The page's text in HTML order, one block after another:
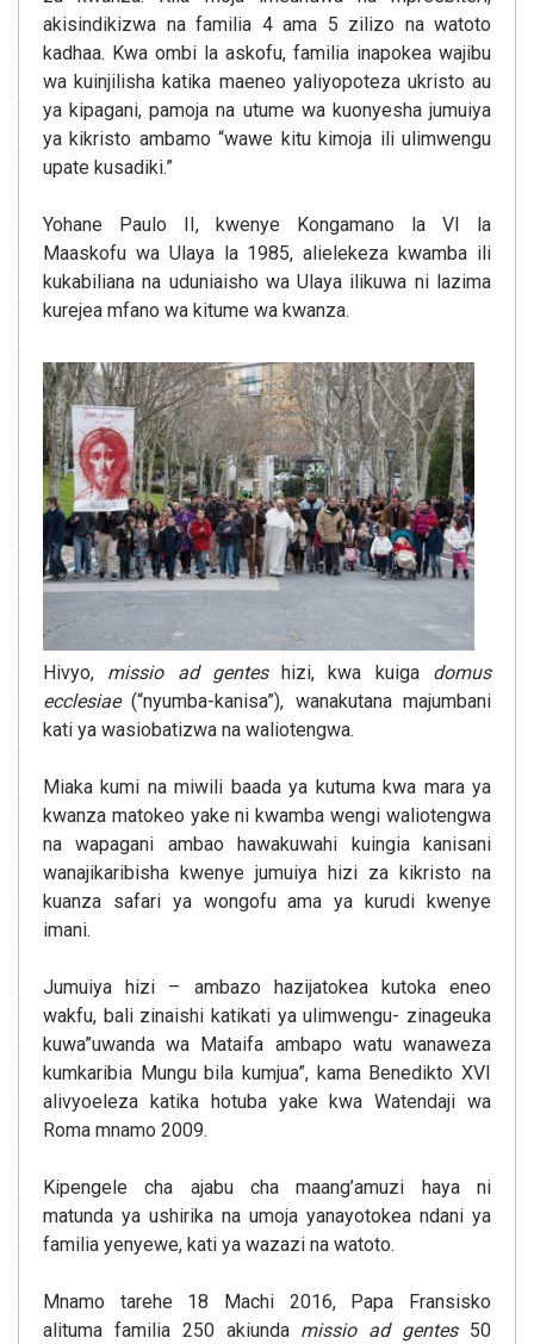
akisindikizwa na familia 4 ama 5 zilizo na watoto
kadhaa. Kwa ombi la askofu, familia inapokea wajibu
wa kuinjilisha katika maeneo yaliyopoteza ukristo au
ya kipagani, pamoja na utume wa kuonyesha jumuiya
ya kikristo ambamo “wawe kitu kimoja ili ulimwengu
upate kusadiki.”
Yohane Paulo II, kwenye Kongamano la VI la
Maaskofu wa Ulaya la 1985, alielekeza kwamba ili
kukabiliana na uduniaisho wa Ulaya ilikuwa ni lazima
kurejea mfano wa kitume wa kwanza.
Hivyo, missio ad genteshizi, kwa kuiga domus
ecclesiae(“nyumba-kanisa”), wanakutana majumbani
kati ya wasiobatizwa na waliotengwa.
Miaka kumi na miwili baada ya kutuma kwa mara ya
kwanza matokeo yake ni kwamba wengi waliotengwa
na wapagani ambao hawakuwahi kuingia kanisani
wanajikaribisha kwenye jumuiya hizi za kikristo na
kuanza safari ya wongofu ama ya kurudi kwenye
imani.
Jumuiya hizi – ambazo hazijatokea kutoka eneo
wakfu, bali zinaishi katikati ya ulimwengu- zinageuka
kuwa”uwanda wa Mataifa ambapo watu wanaweza
kumkaribia Mungu bila kumjua”, kama Benedikto XVI
alivyoeleza katika hotuba yake kwa Watendaji wa
Roma mnamo 2009.
Kipengele cha ajabu cha maang’amuzi haya ni
matunda ya ushirika na umoja yanayotokea ndani ya
familia yenyewe, kati ya wazazi na watoto.
Mnamo tarehe 18 Machi 2016, Papa Fransisko
alituma familia 250 akiunda missio ad gentes50